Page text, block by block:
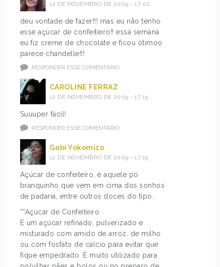
12 DE NOVEMBRO DE 2009 - 17:02
deu vontade de fazer!!! mas eu não tenho
esse açúcar de confeiteiro!! essa semana
eu fiz creme de chocolate e ficou ótimoo
parece chandelle!!!
RESPONDER ESSE COMENTÁRIO
CAROLINE FERRAZ
12 DE NOVEMBRO DE 2009 - 17:15
Suuuper fácil!
RESPONDER ESSE COMENTÁRIO
Gabi Yokomizo
12 DE NOVEMBRO DE 2009 - 17:19
Açúcar de confeiteiro, é aquele pó
branquinho que vem em cima dos sonhos
de padaria, entre outros doces do tipo.
“”Açúcar de Confeiteiro
É um açúcar refinado, pulverizado e
misturado com amido de arroz, de milho
ou com fosfato de cálcio para evitar que
fique empedrado. É muito utilizado para